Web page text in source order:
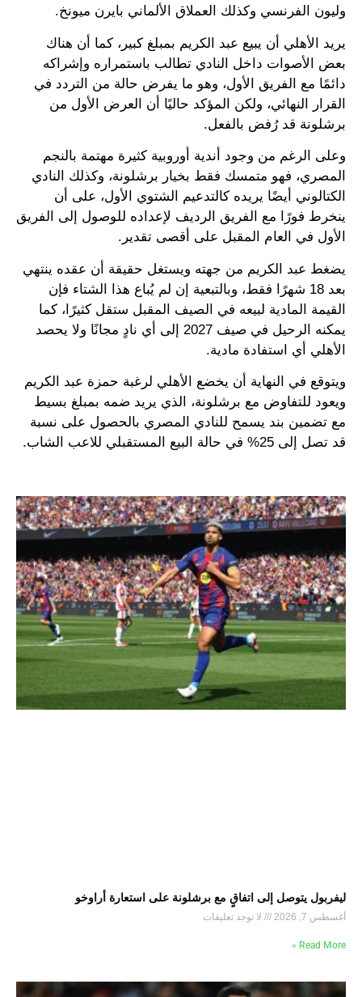
وليون الفرنسي وكذلك العملاق الألماني بايرن ميونخ.
يريد الأهلي أن يبيع عبد الكريم بمبلغ كبير، كما أن هناك
بعض الأصوات داخل النادي تطالب باستمراره وإشراكه
دائمًا مع الفريق الأول، وهو ما يفرض حالة من التردد في
القرار النهائي، ولكن المؤكد حاليًا أن العرض الأول من
برشلونة قد رُفض بالفعل.
وعلى الرغم من وجود أندية أوروبية كثيرة مهتمة بالنجم
المصري، فهو متمسك فقط بخيار برشلونة، وكذلك النادي
الكتالوني أيضًا يريده كالتدعيم الشتوي الأول، على أن
ينخرط فورًا مع الفريق الرديف لإعداده للوصول إلى الفريق
الأول في العام المقبل على أقصى تقدير.
يضغط عبد الكريم من جهته ويستغل حقيقة أن عقده ينتهي
بعد 18 شهرًا فقط، وبالتبعية إن لم يُباع هذا الشتاء فإن
القيمة المادية لبيعه في الصيف المقبل ستقل كثيرًا، كما
يمكنه الرحيل في صيف 2027 إلى أي نادٍ مجانًا ولا يحصد
الأهلي أي استفادة مادية.
ويتوقع في النهاية أن يخضع الأهلي لرغبة حمزة عبد الكريم
ويعود للتفاوض مع برشلونة، الذي يريد ضمه بمبلغ بسيط
مع تضمين بند يسمح للنادي المصري بالحصول على نسبة
قد تصل إلى 25% في حالة البيع المستقبلي للاعب الشاب.
ليفربول يتوصل إلى اتفاقٍ مع برشلونة على استعارة أراوخو
أغسطس 7, 2026 لا توجد تعليقات
Read More »